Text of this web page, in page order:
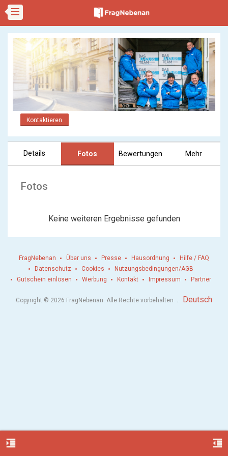
Kontaktieren
Details Fotos Bewertungen Mehr
Fotos
Keine weiteren Ergebnisse gefunden
format_indent_increase format_indent_decrease
FragNebenan Über uns Presse Hausordnung
Hilfe / FAQ
Datenschutz
Cookies
Nutzungsbedingungen/AGB
Gutschein einlösen
Werbung Kontakt Impressum Partner
Copyright © 2026 FragNebenan. Alle Rechte vorbehalten . Deutsch